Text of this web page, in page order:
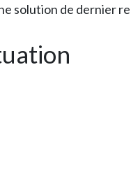
de dernier